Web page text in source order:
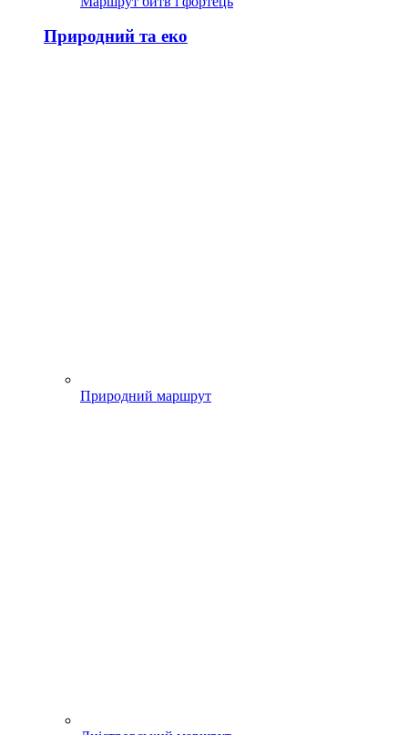
Природний та еко
Природний маршрут